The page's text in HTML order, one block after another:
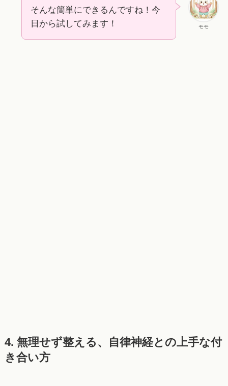
モモ
そんな簡単にできるんですね！今
日から試してみます！
4. 無理せず整える、自律神経との上手な付
き合い方